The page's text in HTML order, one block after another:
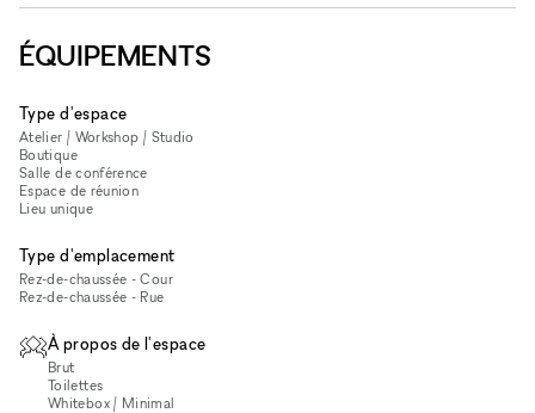
ÉQUIPEMENTS
Type d'espace
Atelier / Workshop / Studio
Boutique
Salle de conférence
Espace de réunion
Lieu unique
Type d'emplacement
Rez-de-chaussée - Cour
Rez-de-chaussée - Rue
À propos de l'espace
Brut
Toilettes
Whitebox / Minimal